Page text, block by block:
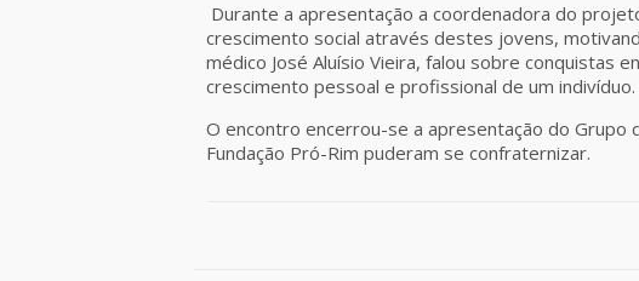
Durante a apresentação a coordenadora do
crescimento social através destes jovens,
médico José Aluísio Vieira, falou sobre conquistas
crescimento pessoal e profissional de um indivíduo.
O encontro encerrou-se a apresentação do Grupo
Fundação Pró-Rim puderam se confraternizar.